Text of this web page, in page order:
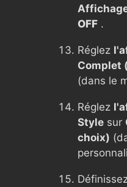
OFF .
Réglez
Complet
(dans le
Réglez
Style sur
choix)